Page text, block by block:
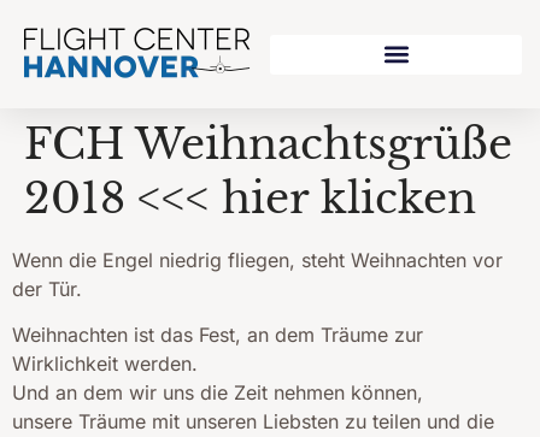
FCH Weihnachtsgrüße
2018 <<< hier klicken
Wenn die Engel niedrig fliegen, steht Weihnachten vor
der Tür.
Weihnachten ist das Fest, an dem Träume zur
Wirklichkeit werden.
Und an dem wir uns die Zeit nehmen können,
unsere Träume mit unseren Liebsten zu teilen und die